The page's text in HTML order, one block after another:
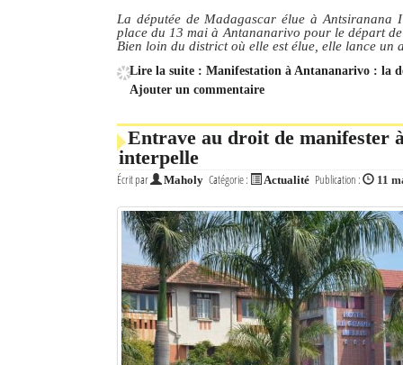
La députée de Madagascar élue à
place du 13 mai à Antananarivo pour le départ
Bien loin du district où elle est élue, elle lance un
Lire la suite : Manifestation à Antananarivo : la
Ajouter un commentaire
Entrave au droit de manifester
interpelle
Écrit par Maholy Catégorie : Actualité Publication : 11